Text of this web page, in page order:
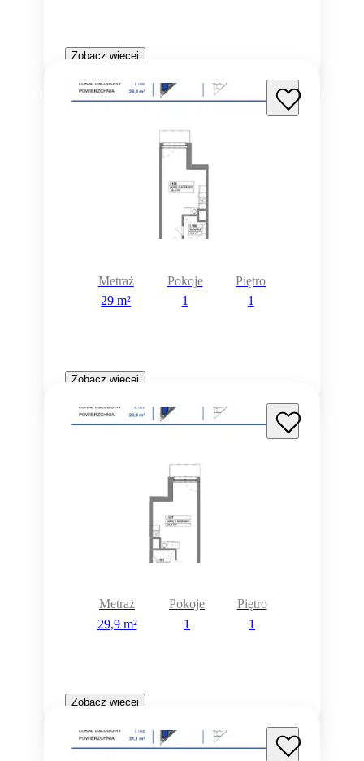
Zobacz więcej
Metraż
29 m²
Pokoje
1
Piętro
1
Zobacz więcej
Metraż
29,9 m²
Pokoje
1
Piętro
1
Zobacz więcej